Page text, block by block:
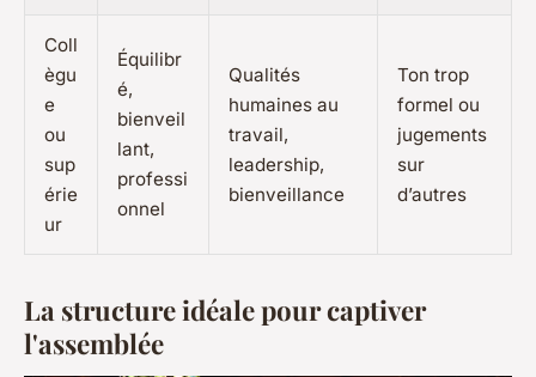
Coll
ègu
e
ou
sup
érie
ur
Équilibr
é,
bienveil
lant,
professi
onnel
Qualités
humaines au
travail,
leadership,
bienveillance
Ton trop
formel ou
jugements
sur
d’autres
La structure idéale pour captiver
l'assemblée